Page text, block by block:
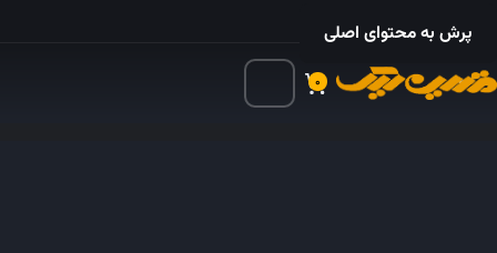
۰۲۱ – ۵۵۲۴ ۵۳۲۵
۰
پرش به محتوای اصلی